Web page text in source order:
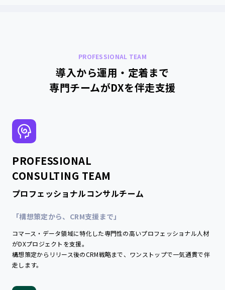
導入から運用・定着まで
専門チームがDXを伴走支援
CONSULTING TEAM
プロフェッショナルコンサルチーム
コマース・データ領域に特化した専門性の高いプロフェッショナル人材
がDXプロジェクトを支援。
構想策定からリリース後のCRM戦略まで、ワンストップで一気通貫で伴
走します。